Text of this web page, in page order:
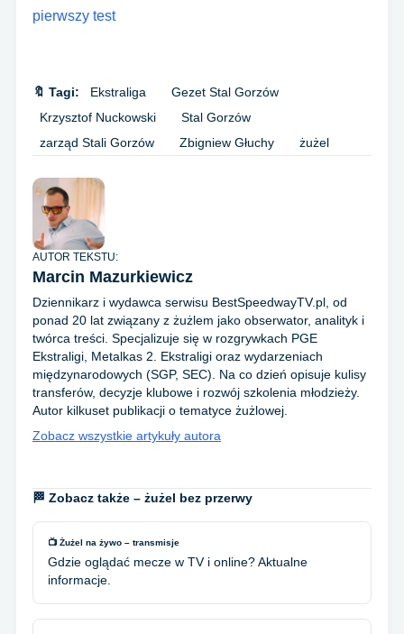
pierwszy test
🔖 Tagi: Ekstraliga
Gezet Stal Gorzów
Krzysztof Nuckowski
Stal Gorzów
zarząd Stali Gorzów
Zbigniew Głuchy żużel
AUTOR TEKSTU:
Marcin Mazurkiewicz
Dziennikarz i wydawca serwisu BestSpeedwayTV.pl, od
ponad 20 lat związany z żużlem jako obserwator, analityk i
twórca treści. Specjalizuje się w rozgrywkach PGE
Ekstraligi, Metalkas 2. Ekstraligi oraz wydarzeniach
międzynarodowych (SGP, SEC). Na co dzień opisuje kulisy
transferów, decyzje klubowe i rozwój szkolenia młodzieży.
Autor kilkuset publikacji o tematyce żużlowej.
Zobacz wszystkie artykuły autora
🏁 Zobacz także – żużel bez przerwy
📺 Żużel na żywo – transmisje
Gdzie oglądać mecze w TV i online? Aktualne
informacje.